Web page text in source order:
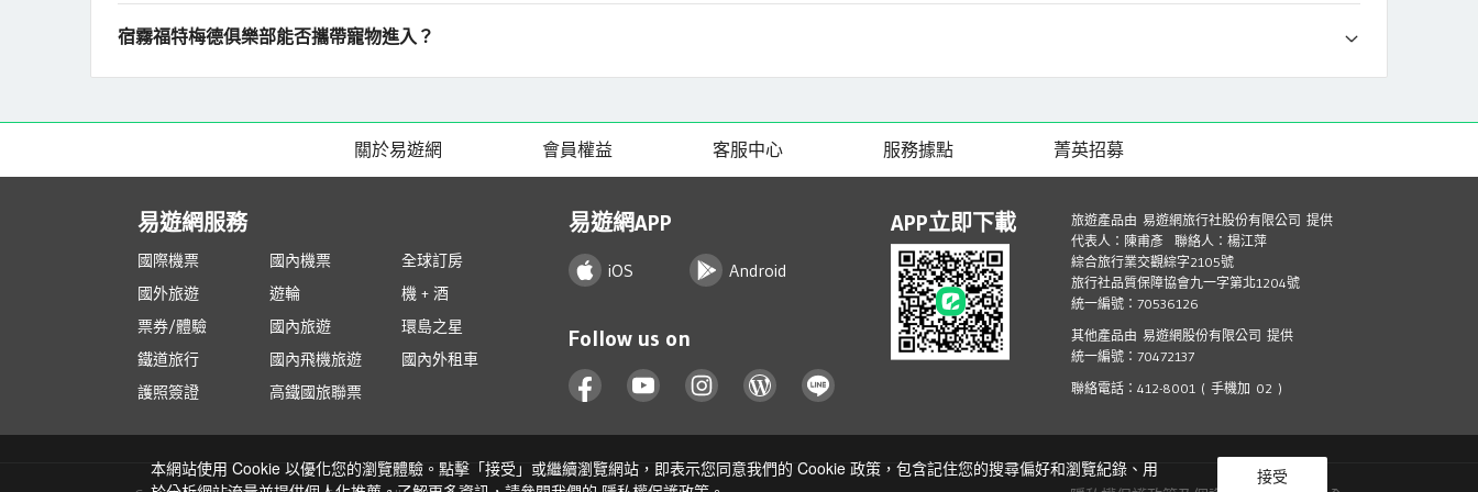
宿霧福特梅德俱樂部能否攜帶寵物進入？
關於易遊網 會員權益 客服中心 服務據點 菁英招募
易遊網服務
國際機票 國內機票
全球訂房
國外旅遊
遊輪
機 + 酒
票券/體驗
國內旅遊
環島之星
鐵道旅行
國內飛機旅遊
國內外租車
護照簽證
高鐵國旅聯票
易遊網APP
iOS Android
Follow us on
APP立即下載
旅遊產品由 易遊網旅行社股份有限公司 提供
代表人：陳甫彥 聯絡人：楊江萍
綜合旅行業交觀綜字2105號
旅行社品質保障協會九一字第北1204號
統一編號：70536126
其他產品由 易遊網股份有限公司 提供
統一編號：70472137
聯絡電話：412-8001 ( 手機加 02 )
本網站使用 Cookie 以優化您的瀏覽體驗。點擊「接受」或繼續瀏覽網站，即表示您同意我們的 Cookie 政策，包含記住您的搜尋偏好和瀏覽紀錄、用
接受